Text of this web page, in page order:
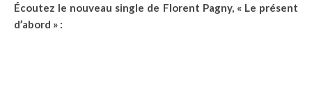
Écoutez le nouveau single de Florent Pagny, « Le présent
d’abord » :